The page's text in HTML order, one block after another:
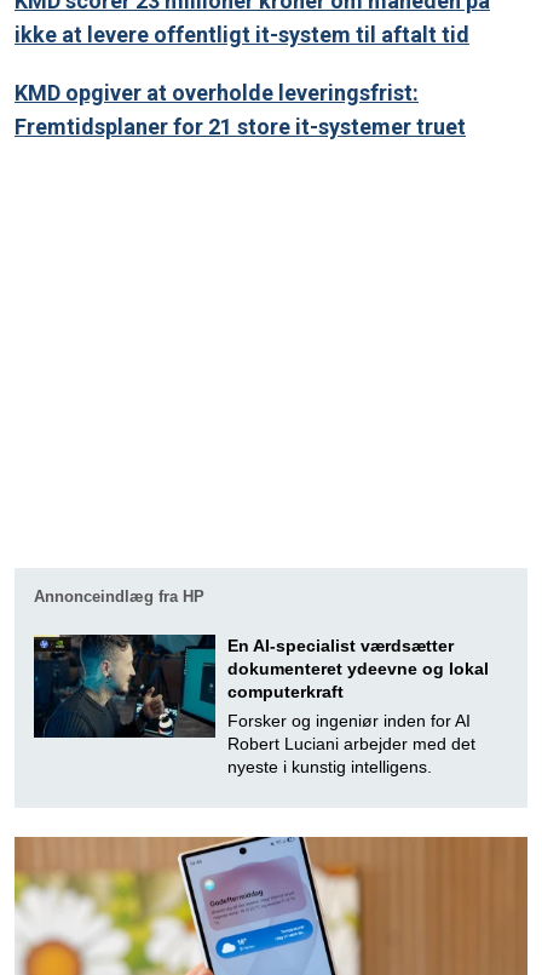
ikke at levere offentligt it-system til aftalt tid
KMD opgiver at overholde leveringsfrist:
Fremtidsplaner for 21 store it-systemer truet
Annonceindlæg fra HP
En AI-specialist værdsætter
dokumenteret ydeevne og lokal
computerkraft
Forsker og ingeniør inden for AI
Robert Luciani arbejder med det
nyeste i kunstig intelligens.